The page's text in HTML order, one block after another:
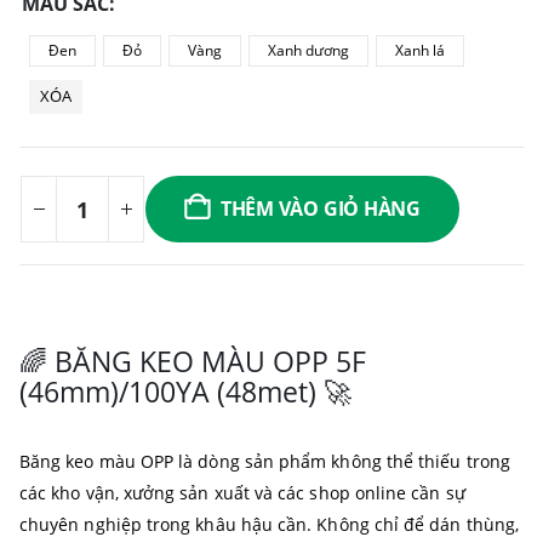
Đen Đỏ Vàng Xanh dương Xanh lá
XÓA
THÊM VÀO GIỎ HÀNG
🌈 BĂNG KEO MÀU OPP 5F
(46mm)/100YA (48met) 🚀
Băng keo màu OPP là dòng sản phẩm không thể thiếu trong
các kho vận, xưởng sản xuất và các shop online cần sự
chuyên nghiệp trong khâu hậu cần. Không chỉ để dán thùng,